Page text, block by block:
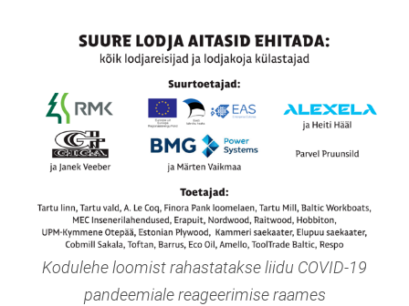
Kodulehe loomist rahastatakse liidu COVID-19
pandeemiale reageerimise raames